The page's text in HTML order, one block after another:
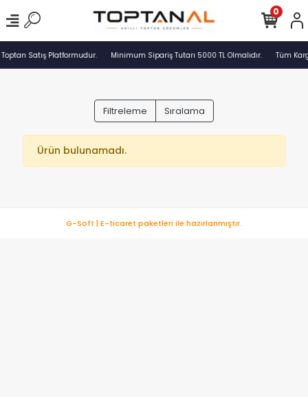
Satış Platformudur. Minimum Sipariş Tutarı 5000 TL Olmalıdır. Tüm
0
Filtreleme Sıralama
Ürün bulunamadı.
G-Soft | E-ticaret paketleri ile hazırlanmıştır.